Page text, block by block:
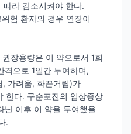
따라 감소시켜야 한다.
험 환자의 경우 연장이
장용량은 이 약으로서 1회
으로 1일간 투여하며,
가려움, 화끈거림)가
한다. 구순포진의 임상증상
난 이후 이 약을 투여했을
.